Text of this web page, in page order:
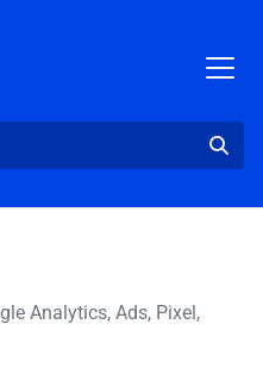
Analytics, Ads, Pixel,